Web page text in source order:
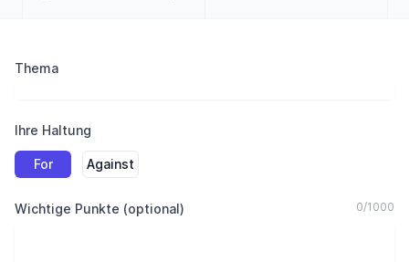
Thema
Ihre Haltung
For Against
Wichtige Punkte (optional) 0/1000